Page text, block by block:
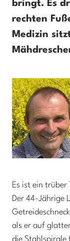
bringt. Es
rechten
Medizin
Es ist ein trüber
Der 44-Jährige
als er auf
die Stahlspirale